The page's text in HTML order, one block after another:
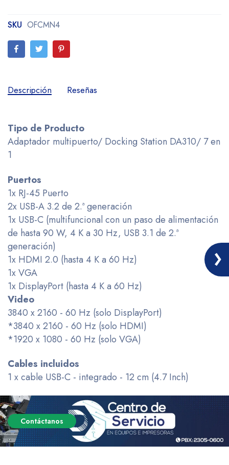
SKU OFCMN4
Descripción Reseñas
Tipo de Producto
Adaptador multipuerto/ Docking Station DA310/ 7 en
1
Puertos
1x RJ-45 Puerto
2x USB-A 3.2 de 2.ª generación
1x USB-C (multifuncional con un paso de alimentación
de hasta 90 W, 4 K a 30 Hz, USB 3.1 de 2.ª
generación)
1x HDMI 2.0 (hasta 4 K a 60 Hz)
1x VGA
1x DisplayPort (hasta 4 K a 60 Hz)
Video
3840 x 2160 - 60 Hz (solo DisplayPort)
*3840 x 2160 - 60 Hz (solo HDMI)
*1920 x 1080 - 60 Hz (solo VGA)
Cables incluidos
1 x cable USB-C - integrado - 12 cm (4.7 Inch)
Contáctanos